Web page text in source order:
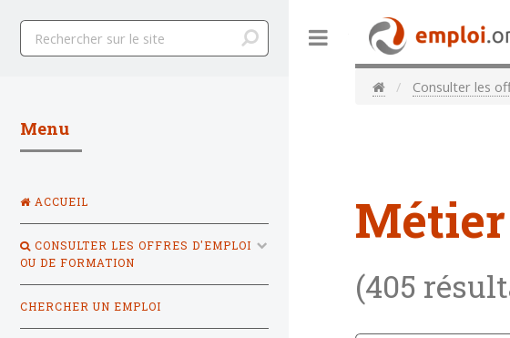
Consulter les
Métier
(405
Menu
ACCUEIL
CONSULTER LES OFFRES D'EMPLOI
OU DE FORMATION
CHERCHER UN EMPLOI
Toggle